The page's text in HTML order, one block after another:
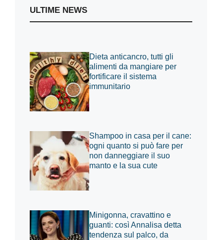
ULTIME NEWS
Dieta anticancro, tutti gli
alimenti da mangiare per
fortificare il sistema
immunitario
Shampoo in casa per il cane:
ogni quanto si può fare per
non danneggiare il suo
manto e la sua cute
Minigonna, cravattino e
guanti: così Annalisa detta
tendenza sul palco, da